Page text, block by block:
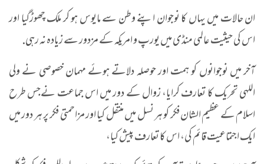
ان حالات میں یہاں کا نوجوان اپنے وطن سے مایوس ہو کر ملک چھوڑگیا اور
اس کی حیثیت عالمی منڈی میں یورپ و امریکہ کے مزدور سے زیادہ نہ رہی.
آخر میں نوجوانوں کو ہمت اور حوصلہ دلاتے ہوئے مہمان خصوصی نے ولی
اللہی تحریک کا تعارف کرایا، زوال کے دور میں اس جماعت نےجس طرح
اسلام کے عظیم الشان فکر کو ہر نسل میں منتقل کیا اور مزاحمتی فکر پر ہر دور میں
ایک اجتماعیت قائم کی، اس کا تعارف پیش کیا،